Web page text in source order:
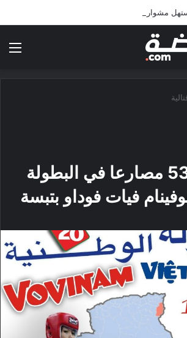
مشوارها الإفريقي بمواجهة حافيا كوناكري
مشاركة 538 مصارعا في البطولة
فيات فوداو بتبسة